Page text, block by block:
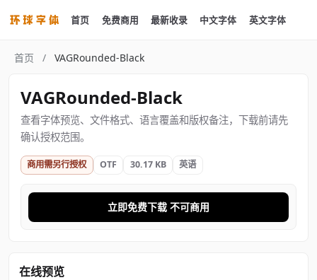
首页 免费商用 最新收录 中文字体 英文字体
首页 / VAGRounded-Black
VAGRounded-Black
查看字体预览、文件格式、语言覆盖和版权备注，下载前请先
确认授权范围。
商用需另行授权 OTF 30.17 KB 英语
立即免费下载 不可商用
在线预览